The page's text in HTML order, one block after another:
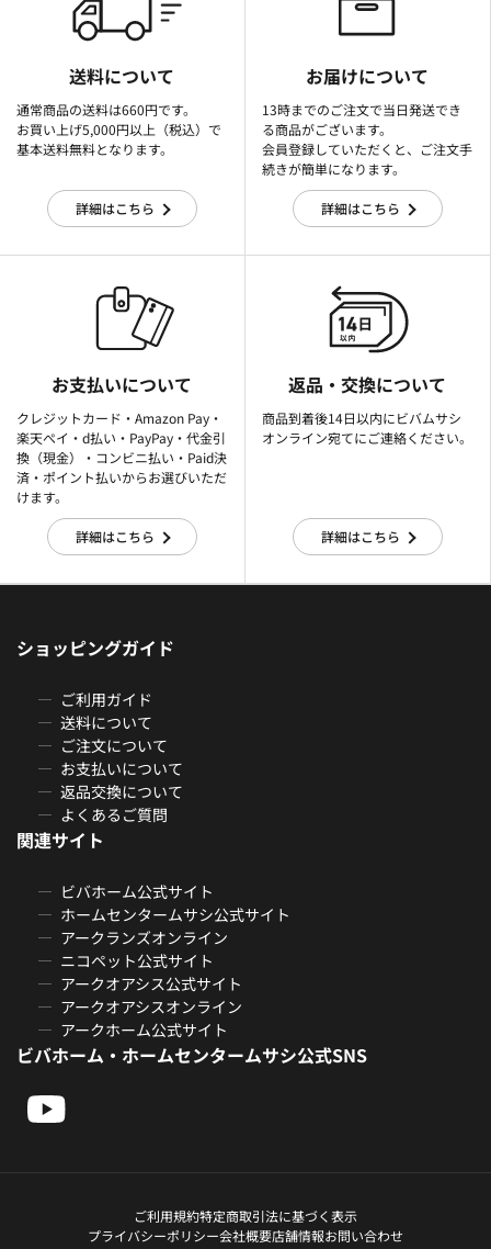
送料について
通常商品の送料は660円です。
お買い上げ5,000円以上（税込）で
基本送料無料となります。
詳細はこちら
お届けについて
13時までのご注文で当日発送でき
る商品がございます。
会員登録していただくと、ご注文手
続きが簡単になります。
詳細はこちら
お支払いについて
クレジットカード・Amazon Pay・
楽天ぺイ・d払い・PayPay・代金引
換（現金）・コンビニ払い・Paid決
済・ポイント払いからお選びいただ
けます。
詳細はこちら
返品・交換について
商品到着後14日以内にビバムサシ
オンライン宛てにご連絡ください。
詳細はこちら
ショッピングガイド
ご利用ガイド
送料について
ご注文について
お支払いについて
返品交換について
よくあるご質問
関連サイト
ビバホーム公式サイト
ホームセンタームサシ公式サイト
アークランズオンライン
ニコペット公式サイト
アークオアシス公式サイト
アークオアシスオンライン
アークホーム公式サイト
ビバホーム・ホームセンタームサシ公式SNS
ご利用規約特定商取引法に基づく表示
プライバシーポリシー会社概要店舗情報お問い合わせ